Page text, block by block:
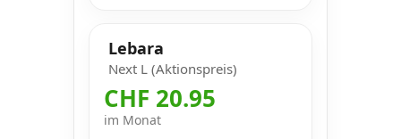
Lebara
Next L (Aktionspreis)
CHF 20.95
im Monat